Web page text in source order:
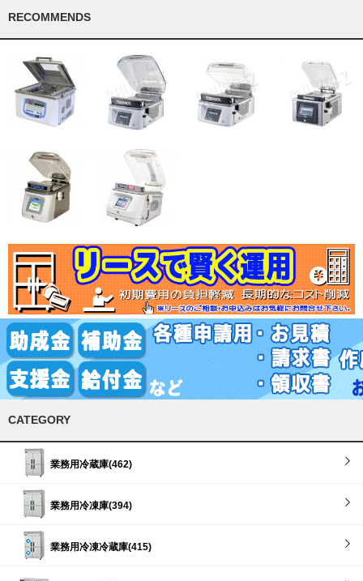
RECOMMENDS
CATEGORY
業務用冷蔵庫(462)
業務用冷凍庫(394)
業務用冷凍冷蔵庫(415)